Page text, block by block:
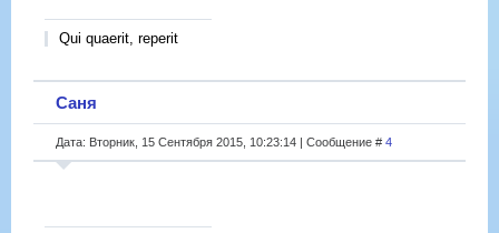
Qui quaerit, reperit
Саня
Дата: Вторник, 15 Сентября 2015, 10:23:14 | Сообщение # 4